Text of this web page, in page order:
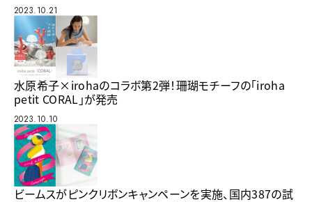
2023.10.21
水原希子×irohaのコラボ第2弾！珊瑚モチーフの「iroha
petit CORAL」が発売
2023.10.10
ビームスがピンクリボンキャンペーンを実施、国内387の試